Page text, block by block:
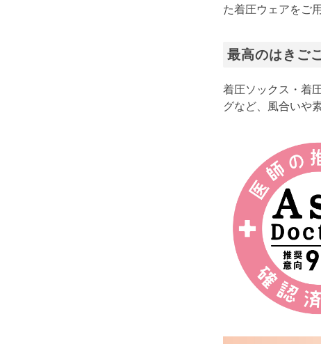
た着圧ウェアをご用
最高のはきご
着圧ソックス・着
グなど、風合いや